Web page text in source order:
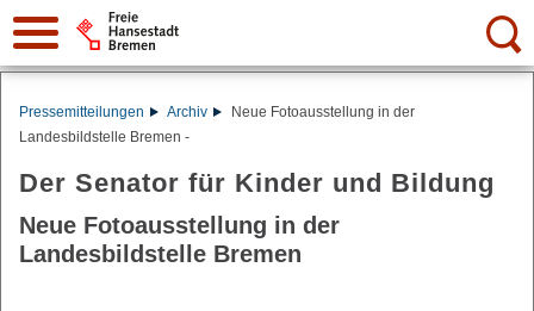
Suche:
Pressemitteilungen Archiv
Neue Fotoausstellung in der
Landesbildstelle Bremen -
Der Senator für Kinder und Bildung
Neue Fotoausstellung in der
Landesbildstelle Bremen